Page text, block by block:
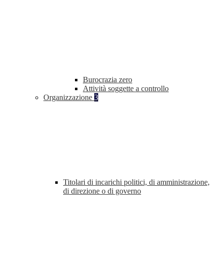
Burocrazia zero
Attività soggette a controllo
Organizzazione 3
Titolari di incarichi politici, di amministrazione,
di direzione o di governo